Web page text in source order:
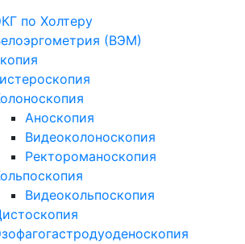
по Холтеру
(ВЭМ)
Аноскопия
Видеоколоноскопия
Ректороманоскопия
Видеокольпоскопия